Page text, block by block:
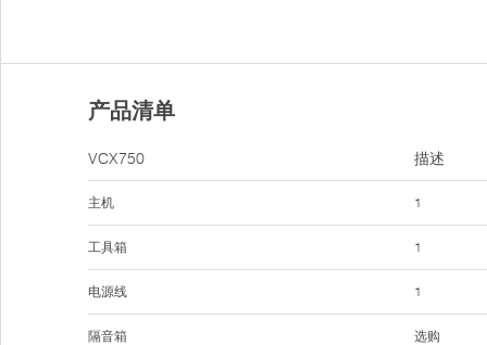
产品清单
VCX750
主机
工具箱
电源线
隔音箱
描述
1
1
1
选购